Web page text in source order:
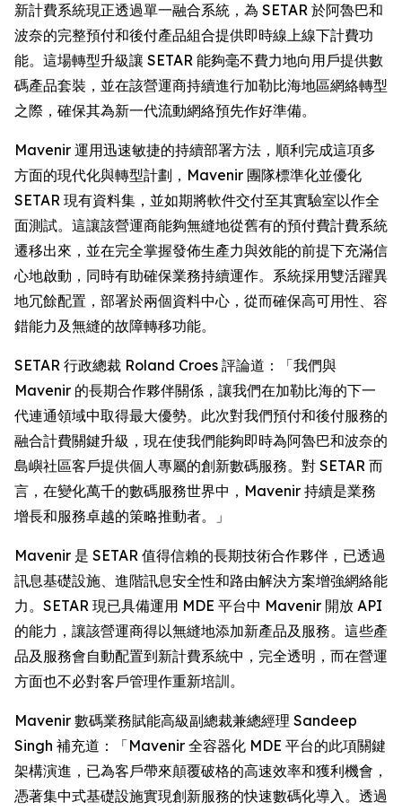
新計費系統現正透過單一融合系統，為 SETAR 於阿魯巴和
波奈的完整預付和後付產品組合提供即時線上線下計費功
能。這場轉型升級讓 SETAR 能夠毫不費力地向用戶提供數
碼產品套裝，並在該營運商持續進行加勒比海地區網絡轉型
之際，確保其為新一代流動網絡預先作好準備。
Mavenir 運用迅速敏捷的持續部署方法，順利完成這項多
方面的現代化與轉型計劃，Mavenir 團隊標準化並優化
SETAR 現有資料集，並如期將軟件交付至其實驗室以作全
面測試。這讓該營運商能夠無縫地從舊有的預付費計費系統
遷移出來，並在完全掌握發佈生產力與效能的前提下充滿信
心地啟動，同時有助確保業務持續運作。系統採用雙活躍異
地冗餘配置，部署於兩個資料中心，從而確保高可用性、容
錯能力及無縫的故障轉移功能。
SETAR 行政總裁 Roland Croes 評論道：「我們與
Mavenir 的長期合作夥伴關係，讓我們在加勒比海的下一
代連通領域中取得最大優勢。此次對我們預付和後付服務的
融合計費關鍵升級，現在使我們能夠即時為阿魯巴和波奈的
島嶼社區客戶提供個人專屬的創新數碼服務。對 SETAR 而
言，在變化萬千的數碼服務世界中，Mavenir 持續是業務
增長和服務卓越的策略推動者。」
Mavenir 是 SETAR 值得信賴的長期技術合作夥伴，已透過
訊息基礎設施、進階訊息安全性和路由解決方案增強網絡能
力。SETAR 現已具備運用 MDE 平台中 Mavenir 開放 API
的能力，讓該營運商得以無縫地添加新產品及服務。這些產
品及服務會自動配置到新計費系統中，完全透明，而在營運
方面也不必對客戶管理作重新培訓。
Mavenir 數碼業務賦能高級副總裁兼總經理 Sandeep
Singh 補充道：「Mavenir 全容器化 MDE 平台的此項關鍵
架構演進，已為客戶帶來顛覆破格的高速效率和獲利機會，
憑著集中式基礎設施實現創新服務的快速數碼化導入。透過